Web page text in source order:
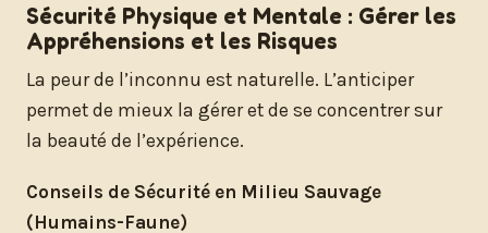
Sécurité Physique et Mentale : Gérer les
Appréhensions et les Risques
La peur de l’inconnu est naturelle. L’anticiper
permet de mieux la gérer et de se concentrer sur
la beauté de l’expérience.
Conseils de Sécurité en Milieu Sauvage
(Humains-Faune)